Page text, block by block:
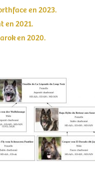
en 2023.
en 2021.
en 2020.